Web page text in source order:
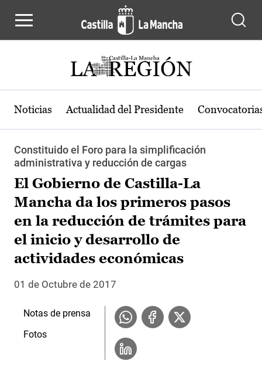
Noticias Actualidad del Presidente
Constituido el Foro para la simplificación
administrativa y reducción de cargas
El Gobierno de Castilla-La
Mancha da los primeros pasos
en la reducción de trámites para
el inicio y desarrollo de
actividades económicas
01 de Octubre de 2017
Notas de prensa
Fotos